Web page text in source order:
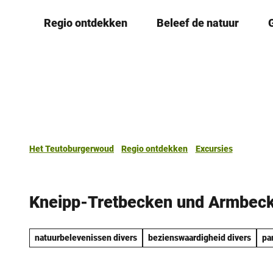
Regio ontdekken Beleef de natuur
Het Teutoburgerwoud Regio ontdekken
Excursies
Kneipp-Tretbecken und
natuurbelevenissen divers bezienswaardigheid divers